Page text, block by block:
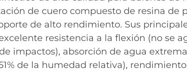
de cuero compuesto de resina de
de alto rendimiento. Sus
resistencia a la flexión (no se
impactos), absorción de agua
de la humedad relativa),